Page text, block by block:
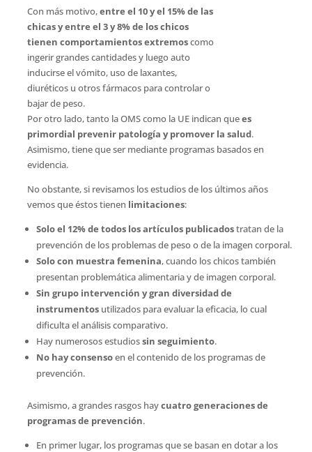
Con más motivo,entre el 10 y el 15% de las
chicas y entre el 3 y 8% de los chicos
tienen comportamientos extremoscomo
ingerir grandes cantidades y luego auto
inducirse el vómito, uso de laxantes,
diuréticos u otros fármacos para controlar o
bajar de peso.
Por otro lado, tanto la OMS como la UE indican quees
primordial prevenir patología y promover la salud.
Asimismo, tiene que ser mediante programas basados en
evidencia.
No obstante, si revisamos los estudios de los últimos años
vemos que éstos tienen limitaciones:
Solo el 12% de todos los artículos publicadostratan de la
prevención de los problemas de peso o de la imagen corporal.
Solo con muestra femenina, cuando los chicos también
presentan problemática alimentaria y de imagen corporal.
Sin grupo intervención y gran diversidad de
instrumentosutilizados para evaluar la eficacia, lo cual
dificulta el análisis comparativo.
Hay numerosos estudiossin seguimiento.
No hay consensoen el contenido de los programas de
prevención.
Asimismo, a grandes rasgos haycuatro generaciones de
programas de prevención.
En primer lugar, los programas que se basan en dotar a los